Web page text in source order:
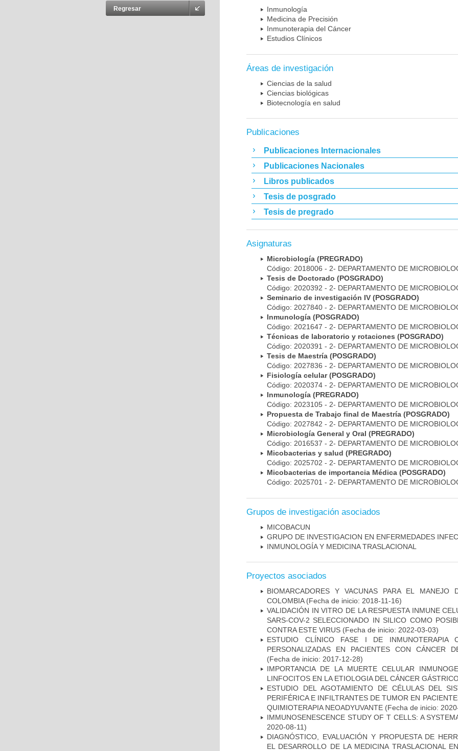
Regresar
Inmunología
Medicina de Precisión
Inmunoterapia del Cáncer
Estudios Clínicos
Áreas de investigación
Ciencias de la salud
Ciencias biológicas
Biotecnología en salud
Publicaciones
Publicaciones Internacionales
Publicaciones Nacionales
Libros publicados
Tesis de posgrado
Tesis de pregrado
Asignaturas
Microbiología (PREGRADO)
Código: 2018006 - 2- DEPARTAMENTO DE
Tesis de Doctorado (POSGRADO)
Código: 2020392 - 2- DEPARTAMENTO DE
Seminario de investigación IV (POSGRADO)
Código: 2027840 - 2- DEPARTAMENTO DE
Inmunología (POSGRADO)
Código: 2021647 - 2- DEPARTAMENTO DE
Técnicas de laboratorio y rotaciones (POSGRADO)
Código: 2020391 - 2- DEPARTAMENTO DE
Tesis de Maestría (POSGRADO)
Código: 2027836 - 2- DEPARTAMENTO DE
Fisiología celular (POSGRADO)
Código: 2020374 - 2- DEPARTAMENTO DE
Inmunología (PREGRADO)
Código: 2023105 - 2- DEPARTAMENTO DE
Propuesta de Trabajo final de Maestría (POSGRADO)
Código: 2027842 - 2- DEPARTAMENTO DE
Microbiología General y Oral (PREGRADO)
Código: 2016537 - 2- DEPARTAMENTO DE
Micobacterias y salud (PREGRADO)
Código: 2025702 - 2- DEPARTAMENTO DE
Micobacterias de importancia Médica (POSGRADO)
Código: 2025701 - 2- DEPARTAMENTO DE
Grupos de investigación asociados
MICOBAC­UN
GRUPO DE INVESTIGACION EN ENFERMEDADES
INMUNOLOGÍA Y MEDICINA TRASLACIONAL
Proyectos asociados
BIOMARCADORES Y VACUNAS PARA EL MANEJO
COLOMBIA(Fecha de inicio: 2018-11-16)
VALIDACIÓN IN VITRO DE LA RESPUESTA INMUNE
SARS-COV-2 SELECCIONADO IN SILICO COMO
CONTRA ESTE VIRUS (Fecha de inicio: 2022-03-03)
ESTUDIO CLÍNICO FASE I DE INMUNOTERAPIA
PERSONALIZADAS EN PACIENTES CON CÁNCER
(Fecha de inicio: 2017-12-28)
IMPORTANCIA DE LA MUERTE CELULAR
LINFOCITOS EN LA ETIOLOGIA DEL CÁNCER
ESTUDIO DEL AGOTAMIENTO DE CÉLULAS DEL
PERIFÉRICA E INFILTRANTES DE TUMOR EN
QUIMIOTERAPIA NEOADYUVANTE (Fecha de inicio:
IMMUNOSENESCENCE STUDY OF T CELLS: A
2020-08-11)
DIAGNÓSTICO, EVALUACIÓN Y PROPUESTA DE
EL DESARROLLO DE LA MEDICINA TRASLACIONAL